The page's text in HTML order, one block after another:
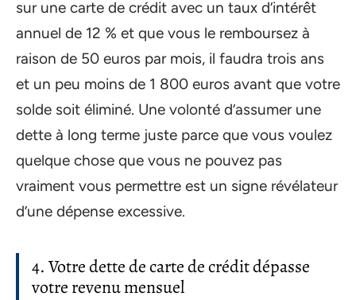
sur une carte de crédit avec un taux d’intérêt
annuel de 12 % et que vous le remboursez à
raison de 50 euros par mois, il faudra trois ans
et un peu moins de 1 800 euros avant que votre
solde soit éliminé. Une volonté d’assumer une
dette à long terme juste parce que vous voulez
quelque chose que vous ne pouvez pas
vraiment vous permettre est un signe révélateur
d’une dépense excessive.
4. Votre dette de carte de crédit dépasse
votre revenu mensuel